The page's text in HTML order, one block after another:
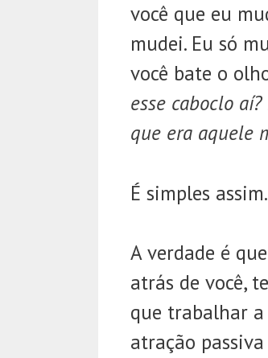
você que eu
mudei. Eu só
você bate o
esse caboclo
que era aquele
É simples assim.
A verdade é
atrás de você,
que trabalhar
atração